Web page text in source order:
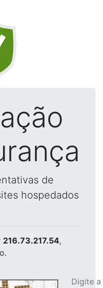
de
hospedados
216.73.217.54,
Digite